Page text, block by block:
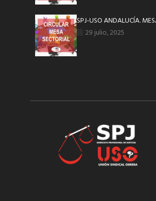
SPJ-USO ANDALUCÍA.
29 julio, 2025